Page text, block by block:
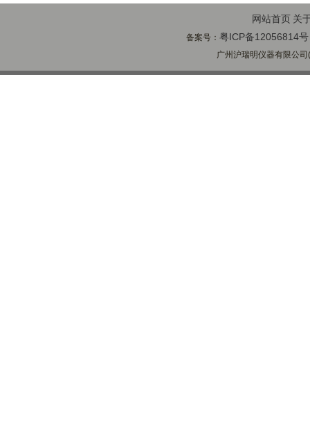
网站首页 关
备案号： 粤ICP备12056814号
广州沪瑞明仪器有限公